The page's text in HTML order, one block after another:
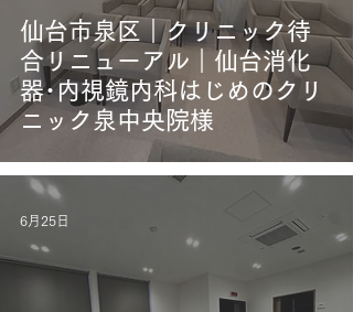
仙台市泉区｜クリニック待
合リニューアル｜仙台消化
器･内視鏡内科はじめのクリ
ニック泉中央院様
6月25日